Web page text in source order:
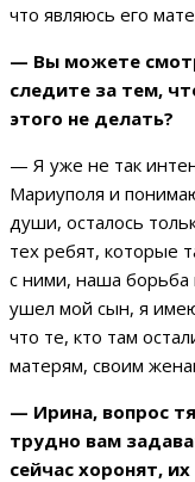
что являюсь его
— Вы можете
следите за тем,
этого не делать?
— Я уже не так
Мариуполя и
души, осталось
тех ребят, которые
с ними, наша
ушел мой сын, я
что те, кто там
матерям, своим
— Ирина, вопрос
трудно вам
сейчас хоронят,